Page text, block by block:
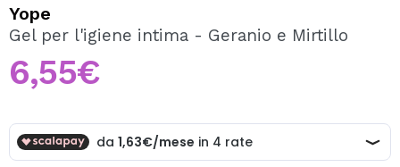
Creando un account su Maquibeauty.it potrai fare i tuoi
acquisti velocemente, controllare lo stato dei tuoi ordini e
consultare le tue operazioni precedenti.
CREARE UN ACCOUNT
Yope
Gel per l'igiene intima - Geranio e Mirtillo
6,55€